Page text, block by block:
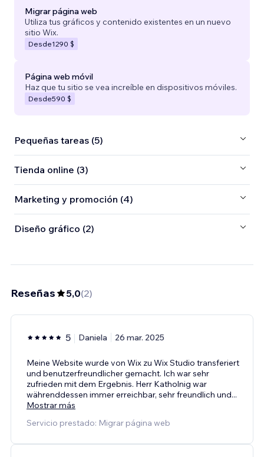
Migrar página web
Utiliza tus gráficos y contenido existentes en un nuevo
sitio Wix.
Desde1290 $
Página web móvil
Haz que tu sitio se vea increíble en dispositivos móviles.
Desde590 $
Pequeñas tareas (5)
Tienda online (3)
Marketing y promoción (4)
Diseño gráfico (2)
Reseñas 5,0(2)
5 Daniela 26 mar. 2025
Meine Website wurde von Wix zu Wix Studio transferiert
und benutzerfreundlicher gemacht. Ich war sehr
zufrieden mit dem Ergebnis. Herr Katholnig war
währenddessen immer erreichbar, sehr freundlich und...
Mostrar más
Servicio prestado: Migrar página web